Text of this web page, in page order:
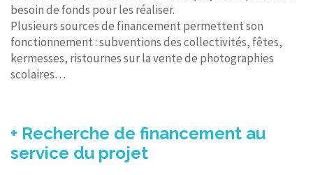
besoin de fonds pour les réaliser.
Plusieurs sources de financement permettent son
fonctionnement : subventions des collectivités, fêtes,
kermesses, ristournes sur la vente de photographies
scolaires…
+ Recherche de financement au
service du projet